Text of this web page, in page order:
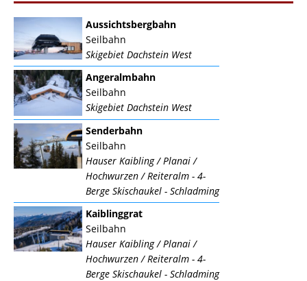
Aussichtsbergbahn
Seilbahn
Skigebiet Dachstein West
Angeralmbahn
Seilbahn
Skigebiet Dachstein West
Senderbahn
Seilbahn
Hauser Kaibling / Planai /
Hochwurzen / Reiteralm - 4-
Berge Skischaukel - Schladming
Kaiblinggrat
Seilbahn
Hauser Kaibling / Planai /
Hochwurzen / Reiteralm - 4-
Berge Skischaukel - Schladming